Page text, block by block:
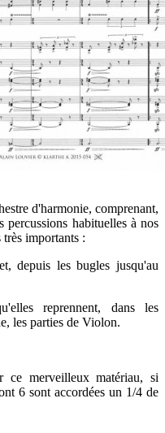
d'harmonie, comprenant,
percussions habituelles à nos
importants :
depuis les bugles jusqu'au
reprennent, dans les
les parties de Violon.
ce merveilleux matériau, si
6 sont accordées un 1/4 de